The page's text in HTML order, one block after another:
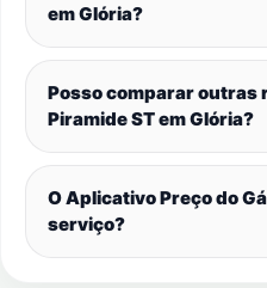
emGlória?
Posso comparar outras
Piramide ST emGlória?
O Aplicativo Preço do
serviço?